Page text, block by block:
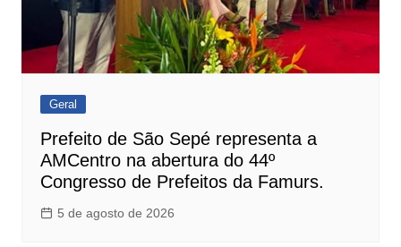
Geral
Prefeito de São Sepé representa a
AMCentro na abertura do 44º
Congresso de Prefeitos da Famurs.
5 de agosto de 2026